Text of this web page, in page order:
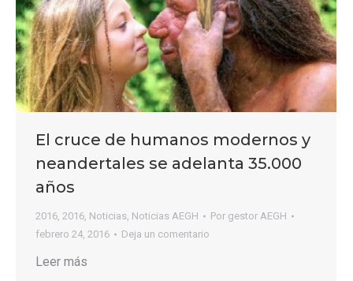
El cruce de humanos modernos y
neandertales se adelanta 35.000
años
2016, 2016, Noticias, Noticias AEGH Por gestor AEGH
febrero 24, 2016
Deja un comentario
Leer más